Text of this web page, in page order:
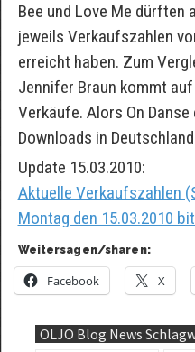
Bee und Love Me dürften
jeweils Verkaufszahlen
erreicht haben. Zum
Jennifer Braun kommt
Verkäufe. Alors On
Downloads in
Update 15.03.2010:
Aktuelle Verkaufszahlen
Montag den 15.03.2010
Weitersagen/sharen:
Facebook X
OLJO Blog News